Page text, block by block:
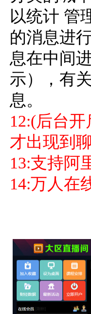
以统计 管
的消息进
息在中间
示），有
息。
12:(后台
才出现到
13:支持阿
14:万人在